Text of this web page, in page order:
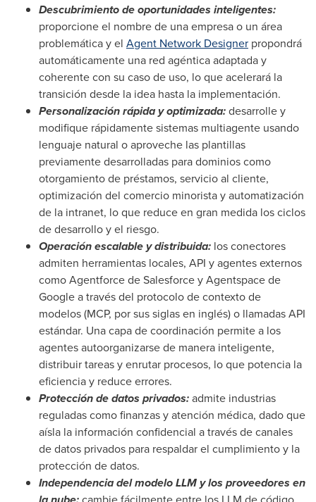
Descubrimiento de oportunidades inteligentes:
proporcione el nombre de una empresa o un área
problemática y el Agent Network Designer propondrá
automáticamente una red agéntica adaptada y
coherente con su caso de uso, lo que acelerará la
transición desde la idea hasta la implementación.
Personalización rápida y optimizada:desarrolle y
modifique rápidamente sistemas multiagente usando
lenguaje natural o aproveche las plantillas
previamente desarrolladas para dominios como
otorgamiento de préstamos, servicio al cliente,
optimización del comercio minorista y automatización
de la intranet, lo que reduce en gran medida los ciclos
de desarrollo y el riesgo.
Operación escalable y distribuida: los conectores
admiten herramientas locales, API y agentes externos
como Agentforce de Salesforce y Agentspace de
Google a través del protocolo de contexto de
modelos (MCP, por sus siglas en inglés) o llamadas API
estándar. Una capa de coordinación permite a los
agentes autoorganizarse de manera inteligente,
distribuir tareas y enrutar procesos, lo que potencia la
eficiencia y reduce errores.
Protección de datos privados:admite industrias
reguladas como finanzas y atención médica, dado que
aísla la información confidencial a través de canales
de datos privados para respaldar el cumplimiento y la
protección de datos.
Independencia delmodelo LLM y los proveedores en